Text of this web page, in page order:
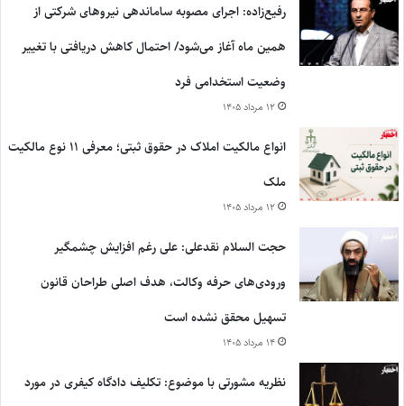
رفیع‌زاده: اجرای مصوبه ساماندهی نیروهای شرکتی از
همین ماه آغاز می‌شود/ احتمال کاهش دریافتی با تغییر
وضعیت استخدامی فرد
۱۲ مرداد ۱۴۰۵
انواع مالکیت املاک در حقوق ثبتی؛ معرفی ۱۱ نوع مالکیت
ملک
۱۲ مرداد ۱۴۰۵
حجت السلام نقدعلی: علی رغم افزایش چشمگیر
ورودی‌های حرفه وکالت، هدف اصلی طراحان قانون
تسهیل محقق نشده است
۱۴ مرداد ۱۴۰۵
نظریه مشورتی با موضوع: تکلیف دادگاه کیفری در مورد